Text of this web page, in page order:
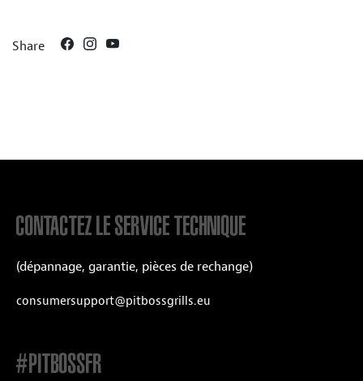
Share
CONTACTEZ LE SERVICE TECHNIQUE
(dépannage, garantie, pièces de rechange)
consumersupport@pitbossgrills.eu
#PITBOSSFR